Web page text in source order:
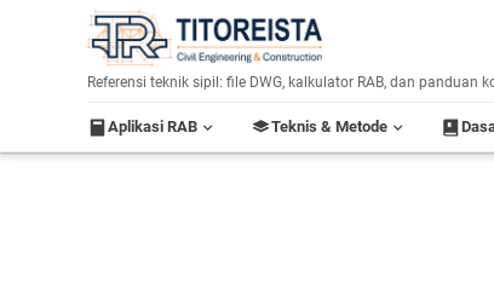
Referensi teknik sipil: file DWG, kalkulator RAB, dan panduan
Aplikasi RAB Teknis & Metode
Home